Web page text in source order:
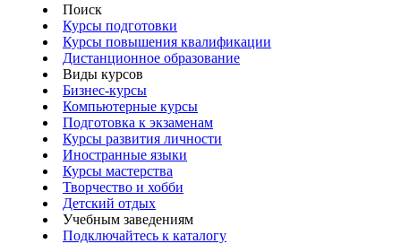
Поиск
Курсы подготовки
Курсы повышения квалификации
Дистанционное образование
Виды курсов
Бизнес-курсы
Компьютерные курсы
Подготовка к экзаменам
Курсы развития личности
Иностранные языки
Курсы мастерства
Творчество и хобби
Детский отдых
Учебным заведениям
Подключайтесь к каталогу